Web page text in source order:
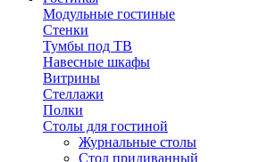
Модульные гостиные
Стенки
Тумбы под ТВ
Навесные шкафы
Витрины
Стеллажи
Полки
Столы для гостиной
Журнальные столы
Стол придиванный